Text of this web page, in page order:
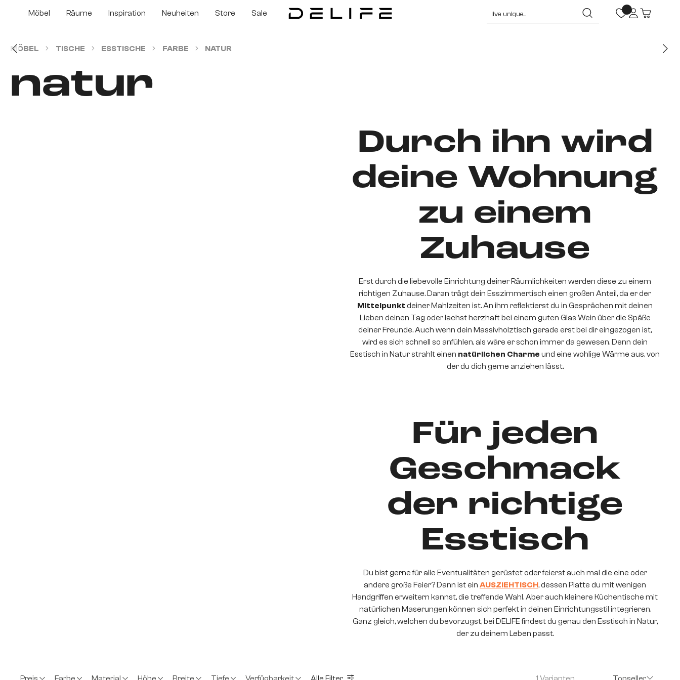
Hauptinhalt springen
Zur Suche springen
Zur Hauptnavigation springen
Möbel Räume Inspiration Neuheiten Store Sale
MÖBEL TISCHE ESSTISCHE FARBE NATUR
natur
Durch ihn wird
deine Wohnung
zu einem
Zuhause
Erst durch die liebevolle Einrichtung deiner Räumlichkeiten werden diese zu einem
richtigen Zuhause. Daran trägt dein Esszimmertisch einen großen Anteil, da er der
Mittelpunkt deiner Mahlzeiten ist. An ihm reflektierst du in Gesprächen mit deinen
Lieben deinen Tag oder lachst herzhaft bei einem guten Glas Wein über die Späße
deiner Freunde. Auch wenn dein Massivholztisch gerade erst bei dir eingezogen ist,
wird es sich schnell so anfühlen, als wäre er schon immer da gewesen. Denn dein
Esstisch in Natur strahlt einen natürlichen Charme und eine wohlige Wärme aus, von
der du dich gerne anziehen lässt.
Für jeden
Geschmack
der richtige
Esstisch
Du bist gerne für alle Eventualitäten gerüstet oder feierst auch mal die eine oder
andere große Feier? Dann ist ein AUSZIEHTISCH, dessen Platte du mit wenigen
Handgriffen erweitern kannst, die treffende Wahl. Aber auch kleinere Küchentische mit
natürlichen Maserungen können sich perfekt in deinen Einrichtungsstil integrieren.
Ganz gleich, welchen du bevorzugst, bei DELIFE findest du genau den Esstisch in Natur,
der zu deinem Leben passt.